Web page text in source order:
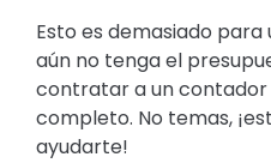
Esto es demasiado
aún no tenga el
contratar a un
completo. No temas,
ayudarte!